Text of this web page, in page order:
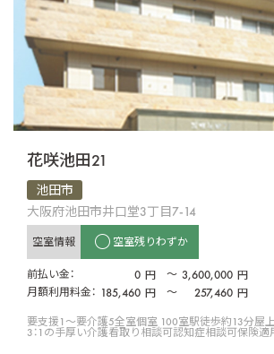
花咲池田21
池田市
大阪府池田市井口堂3丁目7-14
空室情報 空室残りわずか
前払い金： 0 円 〜 3,600,000 円
月額利用料金： 185,460 円 〜 257,460 円
要支援1〜要介護5全室個室 100室駅徒歩約13分屋
3：1の手厚い介護看取り相談可認知症相談可保険適